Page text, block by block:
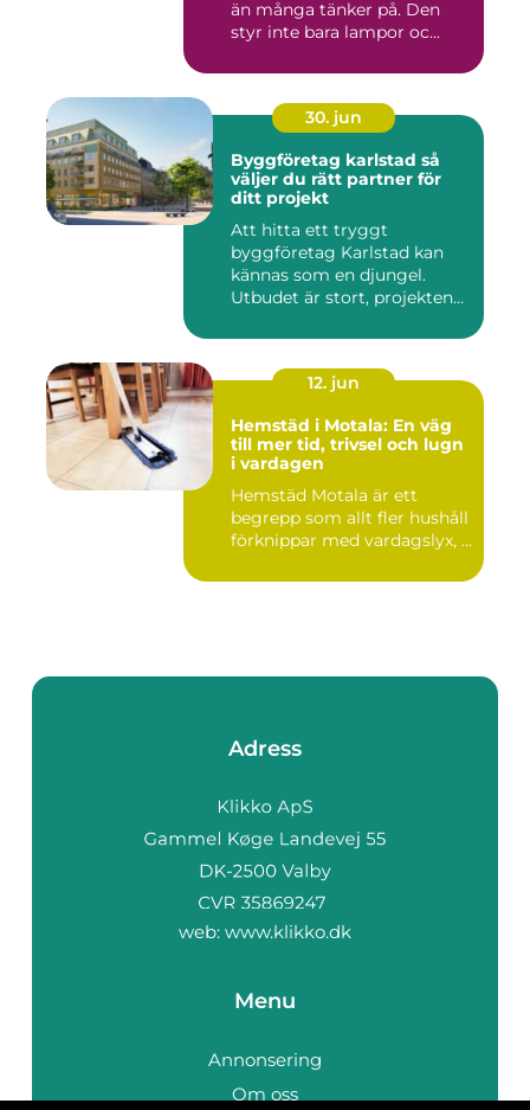
än många tänker på. Den
styr inte bara lampor oc...
30. jun
Byggföretag karlstad så
väljer du rätt partner för
ditt projekt
Att hitta ett tryggt
byggföretag Karlstad kan
kännas som en djungel.
Utbudet är stort, projekten
12. jun
Hemstäd i Motala: En väg
till mer tid, trivsel och lugn
i vardagen
Hemstäd Motala är ett
begrepp som allt fler hushåll
förknippar med vardagslyx, ...
Adress
web: www.klikko.dk
Menu
Annonsering
Om oss